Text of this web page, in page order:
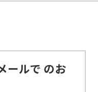
ールで のお